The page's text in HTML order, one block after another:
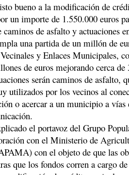
bueno a la modificación de
un importe de 1.550.000 euros
de asfalto y actuaciones
una partida de un millón de
y Enlaces Municipales,
de euros mejorando cerca
serán caminos de asfalto,
utilizados por los vecinos al
o acercar a un municipio a
el portavoz del Grupo
con el Ministerio de
con el objeto de que las
que los fondos corren a cargo